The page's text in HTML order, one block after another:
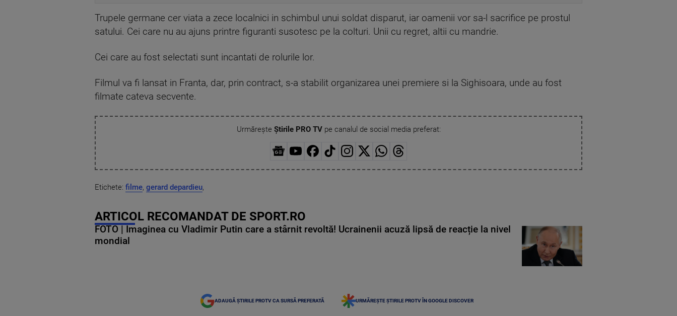
Trupele germane cer viata a zece localnici in schimbul unui soldat disparut, iar oamenii vor sa-l sacrifice pe prostul
satului. Cei care nu au ajuns printre figuranti susotesc pe la colturi. Unii cu regret, altii cu mandrie.
Cei care au fost selectati sunt incantati de rolurile lor.
Filmul va fi lansat in Franta, dar, prin contract, s-a stabilit organizarea unei premiere si la Sighisoara, unde au fost
filmate cateva secvente.
Urmărește Știrile PRO TVpe canalul de social media preferat:
Etichete: filme, gerard depardieu,
ARTICOL RECOMANDAT DE SPORT.RO
FOTO | Imaginea cu Vladimir Putin care a stârnit revoltă! Ucrainenii acuză lipsă de reacție la nivel
mondial
ADAUGĂ ȘTIRILE PROTV CA SURSĂ PREFERATĂ URMĂREȘTE ȘTIRILE PROTV ÎN GOOGLE DISCOVER